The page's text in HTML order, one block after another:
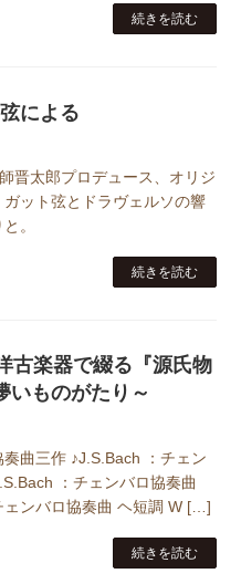
続きを読む
による
晋太郎プロデュース、オリジ
ット弦とドラヴェルソの響
。
続きを読む
古楽器で綴る『源氏物
いものがたり～
曲三作 ♪J.S.Bach ：チェン
：チェンバロ協奏曲
ンバロ協奏曲 ヘ短調 W […]
続きを読む